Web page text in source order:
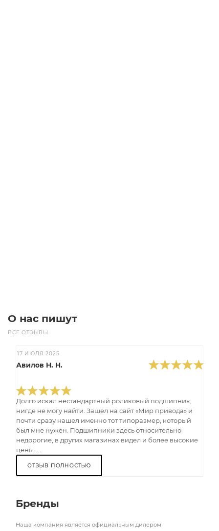
О нас пишут
ВСЕ ОТЗЫВЫ
17 ИЮЛЯ 2025
Авилов Н. Н.
Долго искал нестандартный роликовый подшипник,
нигде не могу найти. Зашел на сайт «Мир привода» и
почти сразу нашел именно тот типоразмер, который
был мне нужен. Подшипники здесь относительно
недорогие, в других магазинах видел и более высокие
цены. ...
ОТЗЫВ ПОЛНОСТЬЮ
Бренды
Наша компания является официальным дилером